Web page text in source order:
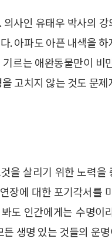
사인 유태우 박사의
. 아파도 아픈 내색을
르는 애완동물만이
고치지 않는 것도 문
을 살리기 위한 노력
장에 대한 포기각서를
도 인간에게는 수명
생명 있는 것들의 운